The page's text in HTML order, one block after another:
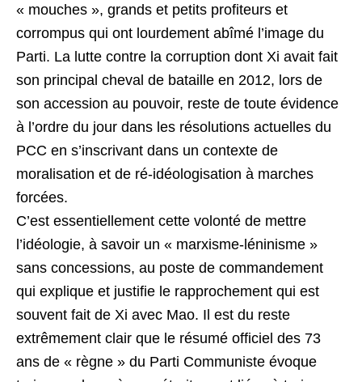
« mouches », grands et petits profiteurs et
corrompus qui ont lourdement abîmé l’image du
Parti. La lutte contre la corruption dont Xi avait fait
son principal cheval de bataille en 2012, lors de
son accession au pouvoir, reste de toute évidence
à l’ordre du jour dans les résolutions actuelles du
PCC en s’inscrivant dans un contexte de
moralisation et de ré-idéologisation à marches
forcées.
C’est essentiellement cette volonté de mettre
l’idéologie, à savoir un « marxisme-léninisme »
sans concessions, au poste de commandement
qui explique et justifie le rapprochement qui est
souvent fait de Xi avec Mao. Il est du reste
extrêmement clair que le résumé officiel des 73
ans de « règne » du Parti Communiste évoque